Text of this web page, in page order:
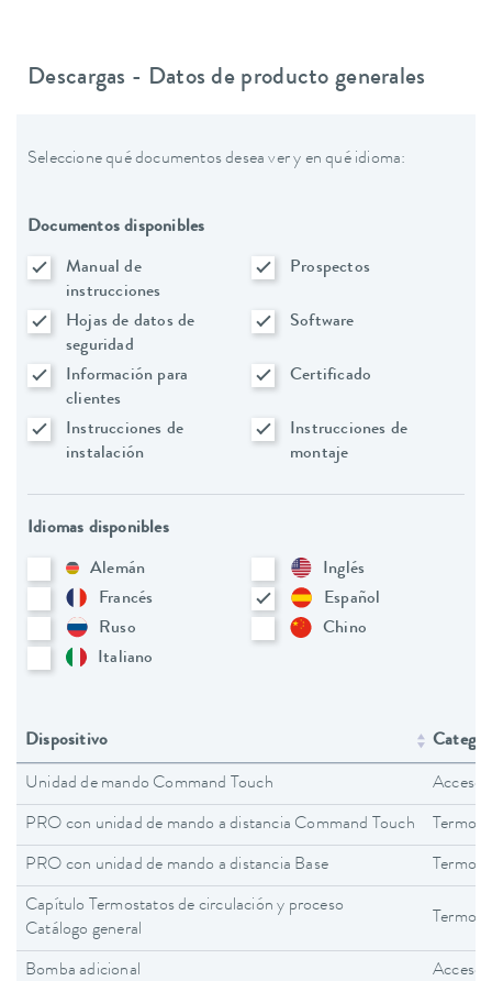
Descargas - Datos de producto generales
Seleccione qué documentos desea ver y en qué idioma:
Documentos disponibles
Manual de
instrucciones
Prospectos
Hojas de datos de
seguridad
Software
Información para
clientes
Certificado
Instrucciones de
instalación
Instrucciones de
montaje
Idiomas disponibles
Alemán
Inglés
Francés
Español
Ruso
Chino
Italiano
Dispositivo
Unidad de mando Command Touch
PRO con unidad de mando a distancia Command Touch
PRO con unidad de mando a distancia Base
Capítulo Termostatos de circulación y proceso
Catálogo general
Bomba adicional